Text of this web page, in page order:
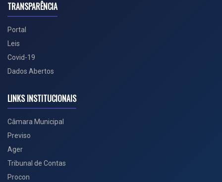
TRANSPARÊNCIA
Portal
Leis
Covid-19
Dados Abertos
LINKS INSTITUCIONAIS
Câmara Municipal
Previso
Ager
Tribunal de Contas
Procon